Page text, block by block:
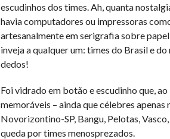
escudinhos dos times. Ah, quanta
havia computadores ou impressoras
artesanalmente em serigrafia sobre
inveja a qualquer um: times do Brasil e
dedos!
Foi vidrado em botão e escudinho que,
memoráveis – ainda que célebres apenas
Novorizontino-SP, Bangu, Pelotas,
queda por times menosprezados.